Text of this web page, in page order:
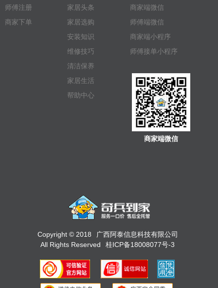
师傅注册
商家下单
家居头条
家居选购
安装知识
维修技巧
清洁保养
家居生活
帮助中心
商家端微信
师傅端微信
商家端小程序
师傅接单小程序
商家端微信
Copyright © 2018
广西阿泰信息科技有限公司
All Rights Reserved
桂ICP备18008077号-3